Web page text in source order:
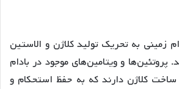
زمینی به تحریک تولید کلاژن و الاستین
. پروتئین‌ها و ویتامین‌های موجود در بادام
کلاژن دارند که به حفظ استحکام و